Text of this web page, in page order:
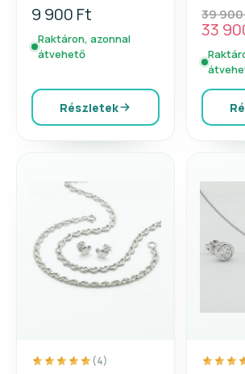
9 900 Ft
Raktáron, azonnal
átvehető
Részletek
39
33
(4)